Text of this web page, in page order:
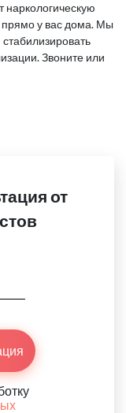
наркологическую
у вас дома. Мы
Звоните или
от